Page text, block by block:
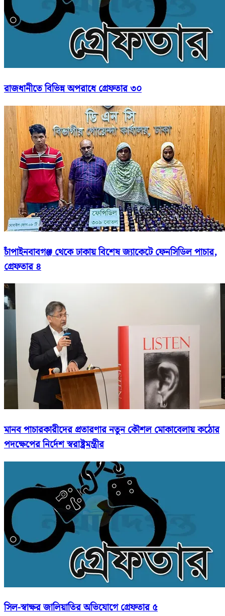
রাজধানীতে বিভিন্ন অপরাধে গ্রেফতার ৩০
চাঁপাইনবাবগঞ্জ থেকে ঢাকায় বিশেষ জ্যাকেটে ফেনসিডিল পাচার,
গ্রেফতার ৪
মানব পাচারকারীদের প্রতারণার নতুন কৌশল মোকাবেলায় কঠোর
পদক্ষেপের নির্দেশ স্বরাষ্ট্রমন্ত্রীর
সিল-স্বাক্ষর জালিয়াতির অভিযোগে গ্রেফতার ৫